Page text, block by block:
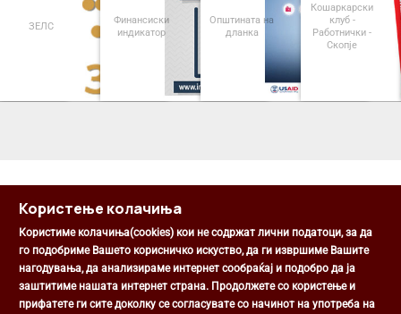
ЗЕЛС
Финансиски
индикатор
Општината на
дланка
Кошаркарски
клуб -
Работнички -
Скопје
Општина Центар
Михаил Цоков бр. 1, Скопје
Користење колачиња
Користиме колачиња(cookies) кои не содржат лични податоци, за да
го подобриме Вашето корисничко искуство, да ги извршиме Вашите
нагодувања, да анализираме интернет сообраќај и подобро да ја
заштитиме нашата интернет страна. Продолжете со користење и
прифатете ги сите доколку се согласувате со начинот на употреба на